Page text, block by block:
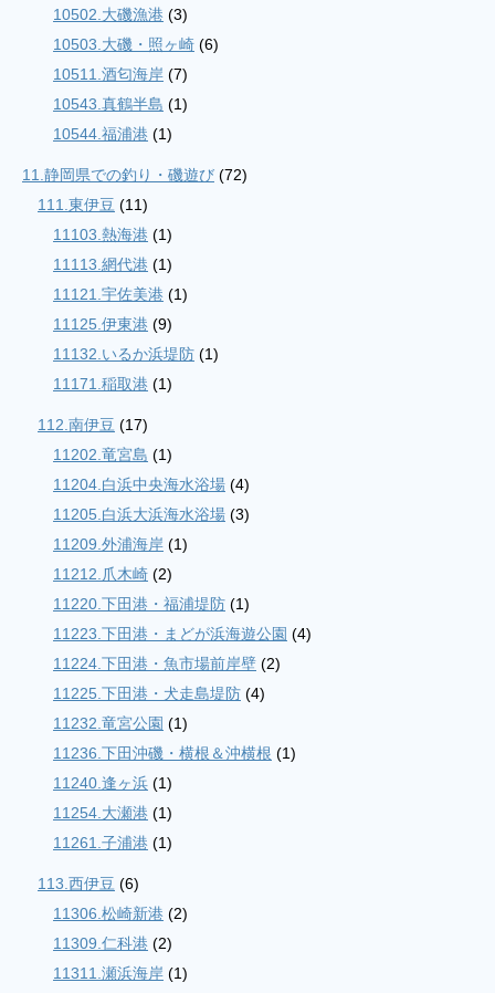
10502.大磯漁港 (3)
10503.大磯・照ヶ崎 (6)
10511.酒匂海岸 (7)
10543.真鶴半島 (1)
10544.福浦港 (1)
11.静岡県での釣り・磯遊び (72)
111.東伊豆 (11)
11103.熱海港 (1)
11113.網代港 (1)
11121.宇佐美港 (1)
11125.伊東港 (9)
11132.いるか浜堤防 (1)
11171.稲取港 (1)
112.南伊豆 (17)
11202.竜宮島 (1)
11204.白浜中央海水浴場 (4)
11205.白浜大浜海水浴場 (3)
11209.外浦海岸 (1)
11212.爪木崎 (2)
11220.下田港・福浦堤防 (1)
11223.下田港・まどが浜海遊公園 (4)
11224.下田港・魚市場前岸壁 (2)
11225.下田港・犬走島堤防 (4)
11232.竜宮公園 (1)
11236.下田沖磯・横根＆沖横根 (1)
11240.逢ヶ浜 (1)
11254.大瀬港 (1)
11261.子浦港 (1)
113.西伊豆 (6)
11306.松崎新港 (2)
11309.仁科港 (2)
11311.瀬浜海岸 (1)